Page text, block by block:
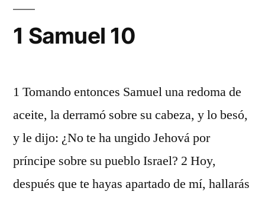
1 Samuel 10
1 Tomando entonces Samuel una redoma de
aceite, la derramó sobre su cabeza, y lo besó,
y le dijo: ¿No te ha ungido Jehová por
príncipe sobre su pueblo Israel? 2 Hoy,
después que te hayas apartado de mí, hallarás